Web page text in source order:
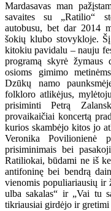
Mardasavas man
savaites su „Ratilio“
autobusu, bet dar 2014
šokių klubo stovykloje.
kitokiu pavidalu – nauju
programą skyrė
osioms gimimo
Dzūkų namo
folkloro atlikėjus,
prisiminti Petrą
provaikaičiai koncertą
kurios skambėjo kitos jo
Veronika
prisiminimais bei
Ratiliokai, būdami ne iš
antifoninę bei bendrą
vienomis populiariausių ir
ulba sakalas“ ir „Vai tu
tikriausiai girdėjo ir gretimi